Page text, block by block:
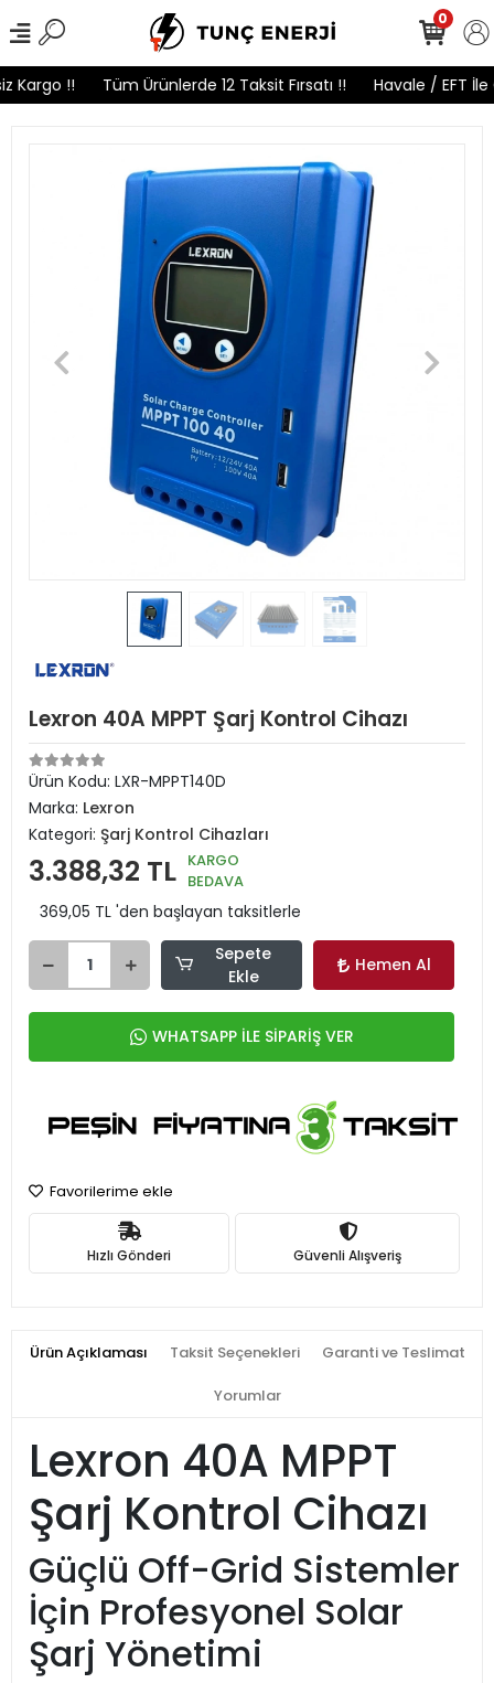
!! Tüm Ürünlerde 12 Taksit Fırsatı !! Havale / EFT İle
0
Lexron 40A MPPT Şarj Kontrol Cihazı
Ürün Kodu: LXR-MPPT140D
Marka: Lexron
Kategori: Şarj Kontrol Cihazları
3.388,32 TL KARGO
BEDAVA
369,05 TL 'den başlayan taksitlerle
Sepete
Ekle
Hemen Al
WHATSAPP İLE SİPARİŞ VER
Favorilerime ekle
Hızlı Gönderi Güvenli Alışveriş
Ürün Açıklaması Taksit Seçenekleri Garanti ve Teslimat
Yorumlar
Lexron 40A MPPT
Şarj Kontrol Cihazı
Güçlü Off-Grid Sistemler
İçin Profesyonel Solar
Şarj Yönetimi